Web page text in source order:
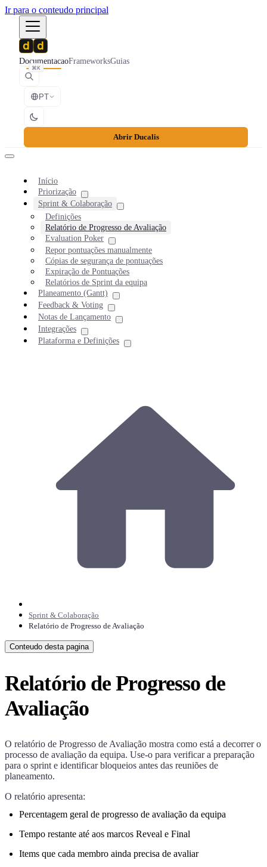
Ir para o conteudo principal
DocumentacaoFrameworksGuias
⌘K
PT
Abrir Ducalis
Início
Priorização
Sprint & Colaboração
Definições
Relatório de Progresso de Avaliação
Evaluation Poker
Repor pontuações manualmente
Cópias de segurança de pontuações
Expiração de Pontuações
Relatórios de Sprint da equipa
Planeamento (Gantt)
Feedback & Voting
Notas de Lançamento
Integrações
Plataforma e Definições
Sprint & Colaboração
Relatório de Progresso de Avaliação
Conteudo desta pagina
Relatório de Progresso de
Avaliação
O relatório de Progresso de Avaliação mostra como está a decorrer o
processo de avaliação da equipa. Use-o para verificar a preparação
para o sprint e identificar bloqueios antes das reuniões de
planeamento.
O relatório apresenta:
Percentagem geral de progresso de avaliação da equipa
Tempo restante até aos marcos Reveal e Final
Items que cada membro ainda precisa de avaliar